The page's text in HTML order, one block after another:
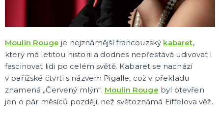
Mikuláš, čert a anděl
Santa Claus a elfové
20. léta, mafiáni, prohibice
Kovbojové, indiáni, mexiko
Cesta kolem světa
Egypt, Řecko a Řím
Středověk a novověk
Klauni, šašci a harlekýni
Oktoberfest, beerfest
Uniformy a profese
DĚLENÍ PODLE SEZÓNY
Dětské letní tábory
Vánoce
Silvestr
Valentýn
Den svatého Patrika
Halloween
Pálení čarodějnic
Gay Pride
Masopust
Mikuláš, čert, anděl
Pro sportovní fanoušky
DALŠÍ KATEGORIE
Moulin Rouge je nejznámější francouzský kabaret,
který má letitou historii a dodnes nepřestává udivovat i
fascinovat lidi po celém světě. Kabaret se nachází
v pařížské čtvrti s názvem Pigalle, což v překladu
znamená „Červený mlýn“. Moulin Rouge byl otevřen
jen o pár měsíců později, než světoznámá Eiffelova věž.